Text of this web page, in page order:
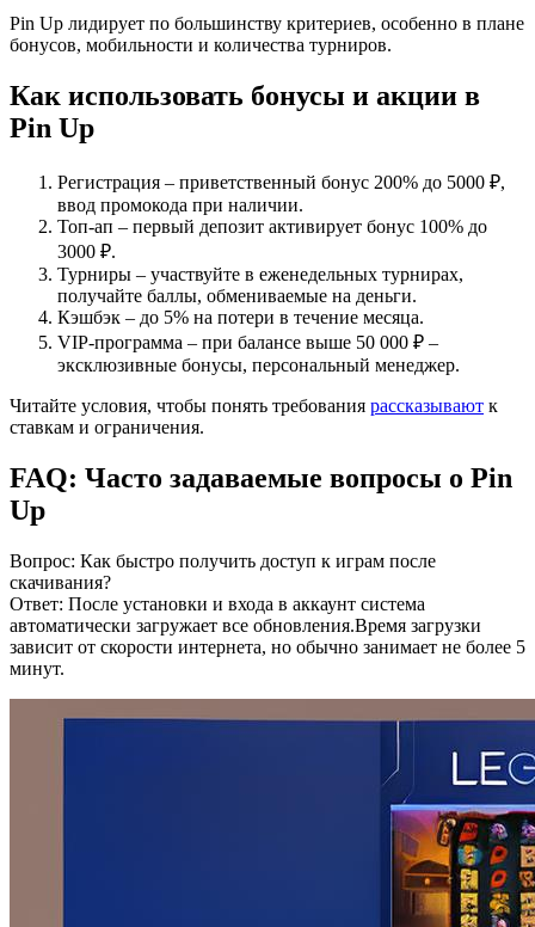
Pin Up лидирует по большинству критериев, особенно в плане
бонусов, мобильности и количества турниров.
Как использовать бонусы и акции в
Pin Up
Регистрация – приветственный бонус 200% до 5000 ₽,
ввод промокода при наличии.
Топ‑ап – первый депозит активирует бонус 100% до
3000 ₽.
Турниры – участвуйте в еженедельных турнирах,
получайте баллы, обмениваемые на деньги.
Кэшбэк – до 5% на потери в течение месяца.
VIP‑программа – при балансе выше 50 000 ₽ –
эксклюзивные бонусы, персональный менеджер.
Читайте условия, чтобы понять требования рассказывают к
ставкам и ограничения.
FAQ: Часто задаваемые вопросы о Pin
Up
Вопрос: Как быстро получить доступ к играм после
скачивания?
Ответ: После установки и входа в аккаунт система
автоматически загружает все обновления.Время загрузки
зависит от скорости интернета, но обычно занимает не более 5
минут.